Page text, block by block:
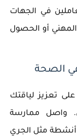
في الجهات
المهني أو الحصول
الصحة
تعزيز لياقتك
واصل ممارسة
أنشطة مثل الجري